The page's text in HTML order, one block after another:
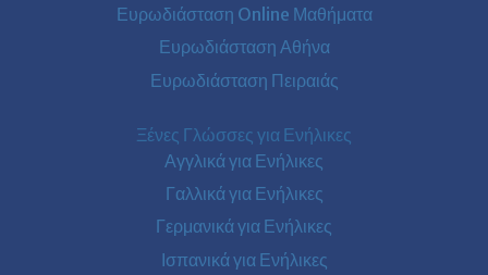
Ευρωδιάσταση Online Μαθήματα
Ευρωδιάσταση Αθήνα
Ευρωδιάσταση Πειραιάς
Ξένες Γλώσσες για Ενήλικες
Αγγλικά για Ενήλικες
Γαλλικά για Ενήλικες
Γερμανικά για Ενήλικες
Ισπανικά για Ενήλικες